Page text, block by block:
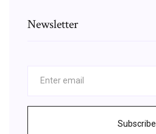
Newsletter
Subscribe